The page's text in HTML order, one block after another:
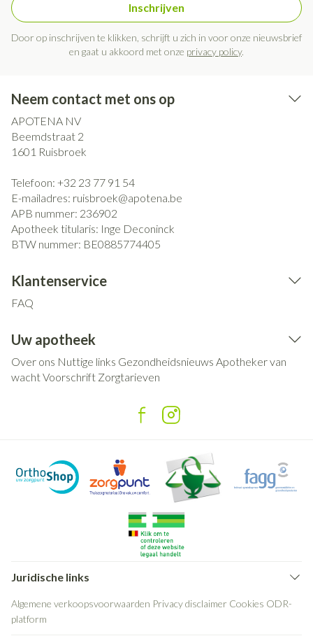
Inschrijven
Door op inschrijven te klikken, schrijft u zich in voor onze nieuwsbrief
en gaat u akkoord met onze privacy policy.
Neem contact met ons op
APOTENA NV
Beemdstraat 2
1601 Ruisbroek
Telefoon: +32 23 77 91 54
E-mailadres: ruisbroek@apotena.be
APB nummer: 236902
Apotheek titularis: Inge Deconinck
BTW nummer: BE0885774405
Klantenservice
FAQ
Uw apotheek
Over ons Nuttige links Gezondheidsnieuws Apotheker van
wachtVoorschrift Zorgtarieven
Juridische links
Algemene verkoopsvoorwaarden Privacy disclaimer Cookies ODR-
platform